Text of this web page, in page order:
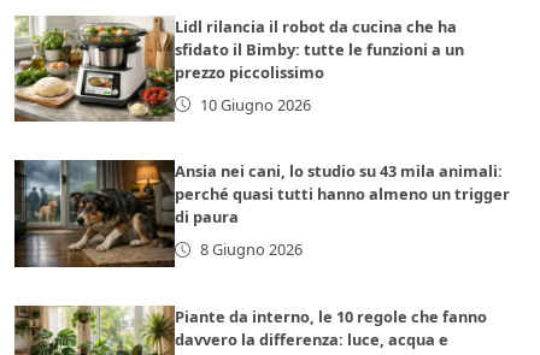
Lidl rilancia il robot da cucina che ha
sfidato il Bimby: tutte le funzioni a un
prezzo piccolissimo
10 Giugno 2026
Ansia nei cani, lo studio su 43 mila animali:
perché quasi tutti hanno almeno un trigger
di paura
8 Giugno 2026
Piante da interno, le 10 regole che fanno
davvero la differenza: luce, acqua e